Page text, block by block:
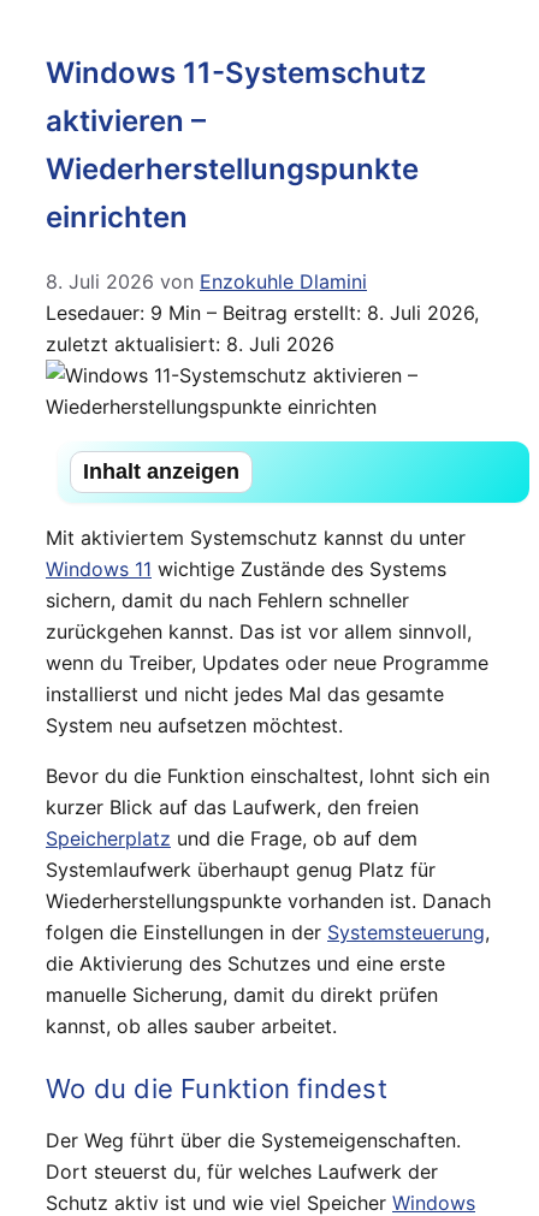
Windows 11-Systemschutz
aktivieren –
Wiederherstellungspunkte
einrichten
8. Juli 2026 von Enzokuhle Dlamini
Lesedauer: 9 Min – Beitrag erstellt: 8. Juli 2026,
zuletzt aktualisiert: 8. Juli 2026
Inhalt anzeigen
Mit aktiviertem Systemschutz kannst du unter
Windows 11 wichtige Zustände des Systems
sichern, damit du nach Fehlern schneller
zurückgehen kannst. Das ist vor allem sinnvoll,
wenn du Treiber, Updates oder neue Programme
installierst und nicht jedes Mal das gesamte
System neu aufsetzen möchtest.
Bevor du die Funktion einschaltest, lohnt sich ein
kurzer Blick auf das Laufwerk, den freien
Speicherplatz und die Frage, ob auf dem
Systemlaufwerk überhaupt genug Platz für
Wiederherstellungspunkte vorhanden ist. Danach
folgen die Einstellungen in der Systemsteuerung,
die Aktivierung des Schutzes und eine erste
manuelle Sicherung, damit du direkt prüfen
kannst, ob alles sauber arbeitet.
Wo du die Funktion findest
Der Weg führt über die Systemeigenschaften.
Dort steuerst du, für welches Laufwerk der
Schutz aktiv ist und wie viel Speicher Windows